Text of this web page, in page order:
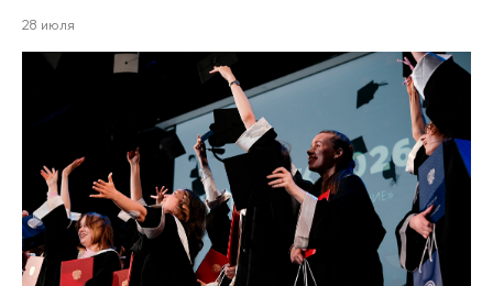
28 июля